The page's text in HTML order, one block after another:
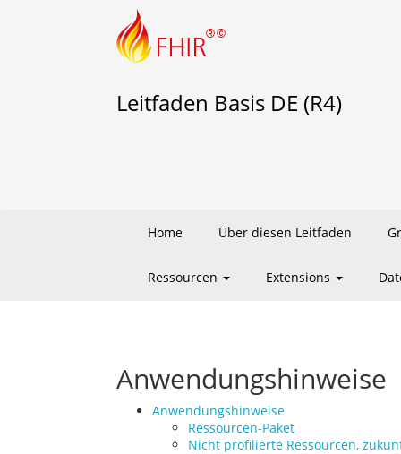
Leitfaden Basis DE (R4)
Home Über diesen Leitfaden
Ressourcen Extensions
Anwendungshinweise
Anwendungshinweise
Ressourcen-Paket
Nicht profilierte Ressourcen,